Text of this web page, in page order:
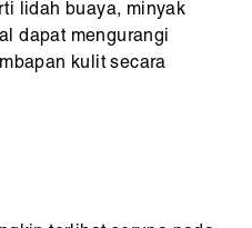
lidah buaya, minyak
dapat mengurangi
kulit secara